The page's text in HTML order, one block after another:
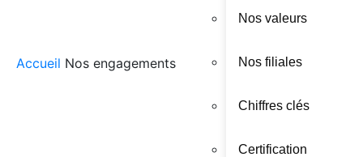
Nos valeurs
Nos filiales
Chiffres clés
Certification
AGRICULTURE
Accueil Nos engagements